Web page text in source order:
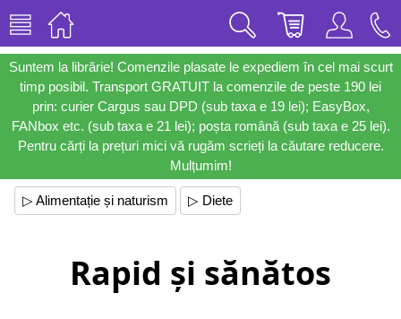
Suntem la librărie! Comenzile plasate le expediem în cel mai scurt
timp posibil. Transport GRATUIT la comenzile de peste 190 lei
prin: curier Cargus sau DPD (sub taxa e 19 lei); EasyBox,
FANbox etc. (sub taxa e 21 lei); poșta română (sub taxa e 25 lei).
Pentru cărți la prețuri mici vă rugăm scrieți la căutare reducere.
Mulțumim!
▷ Alimentație și naturism ▷ Diete
Rapid și sănătos